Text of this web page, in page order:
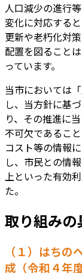
人口減少の進行
変化に対応する
更新や老朽化対
配置を図ること
っています。
当市においては
し、当方針に基
り、その推進に
不可欠であるこ
コスト等の情報
し、市民との情
上といった有効
た。
取り組みの
（１）はち
成（令和４年度